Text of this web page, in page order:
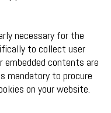
necessary for the
to collect user
embedded contents are
mandatory to procure
on your website.